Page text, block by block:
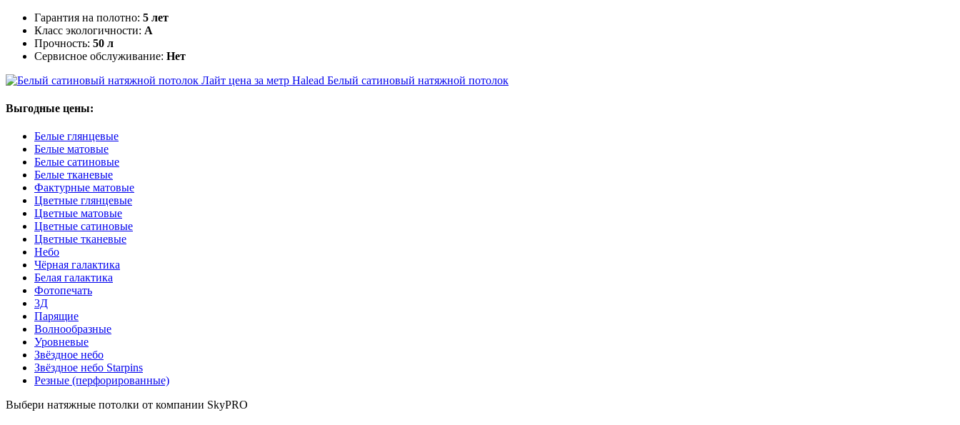
Гарантия на полотно: 5 лет
Класс экологичности: А
Прочность: 50 л
Сервисное обслуживание: Нет
Halead Белый сатиновый натяжной потолок
Выгодные цены:
Белые глянцевые
Белые матовые
Белые сатиновые
Белые тканевые
Фактурные матовые
Цветные глянцевые
Цветные матовые
Цветные сатиновые
Цветные тканевые
Небо
Чёрная галактика
Белая галактика
Фотопечать
3Д
Парящие
Волнообразные
Уровневые
Звёздное небо
Звёздное небо Starpins
Резные (перфорированные)
Выбери натяжные потолки от компании SkyPRO